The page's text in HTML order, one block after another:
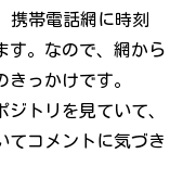
携帯電話網に時刻
す。なので、網から
っかけです。
ジトリを見ていて、
てコメントに気づき